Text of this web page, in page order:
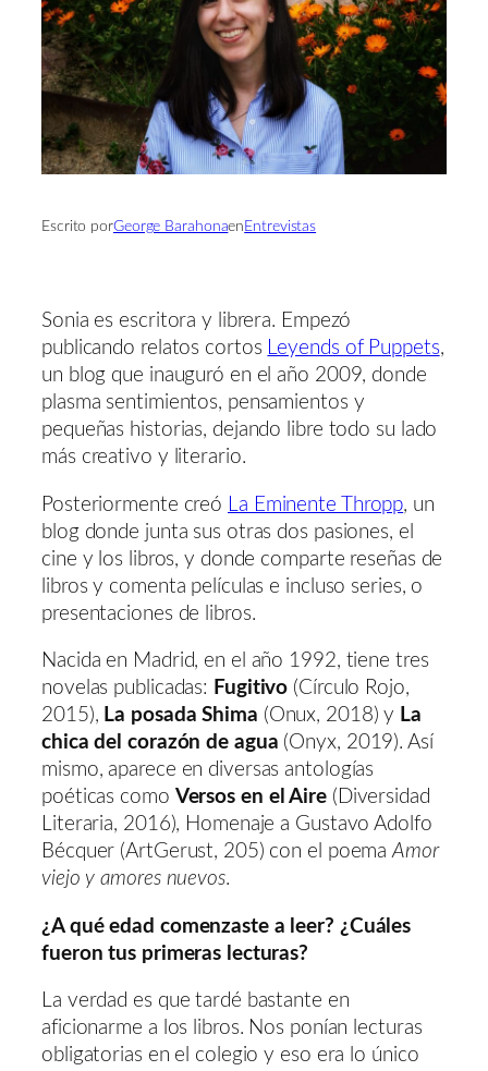
Escrito porGeorge Barahonaen Entrevistas
Sonia es escritora y librera. Empezó
publicando relatos cortos Leyends of Puppets,
un blog que inauguró en el año 2009, donde
plasma sentimientos, pensamientos y
pequeñas historias, dejando libre todo su lado
más creativo y literario.
Posteriormente creó La Eminente Thropp, un
blog donde junta sus otras dos pasiones, el
cine y los libros, y donde comparte reseñas de
libros y comenta películas e incluso series, o
presentaciones de libros.
Nacida en Madrid, en el año 1992, tiene tres
novelas publicadas: Fugitivo (Círculo Rojo,
2015), La posada Shima (Onux, 2018) y La
chica del corazón de agua (Onyx, 2019). Así
mismo, aparece en diversas antologías
poéticas como Versos en el Aire(Diversidad
Literaria, 2016), Homenaje a Gustavo Adolfo
Bécquer (ArtGerust, 205) con el poemaAmor
viejo y amores nuevos.
¿A qué edad comenzaste a leer? ¿Cuáles
fueron tus primeras lecturas?
La verdad es que tardé bastante en
aficionarme a los libros. Nos ponían lecturas
obligatorias en el colegio y eso era lo único